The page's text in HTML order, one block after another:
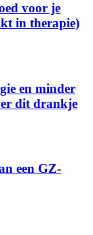
voor je
in therapie)
en minder
dit drankje
een GZ-